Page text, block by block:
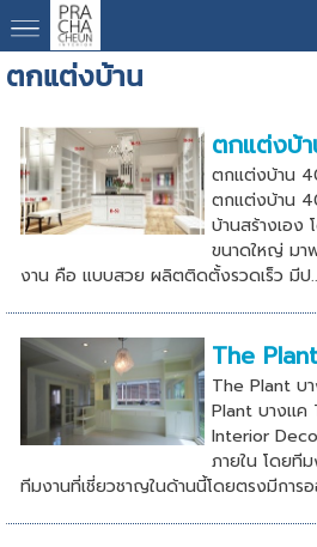
ตกแต่งบ้าน
ตกแต่งบ้
ตกแต่งบ้าน
ตกแต่งบ้าน
บ้านสร้างเอง
ขนาดใหญ่ มา
งาน คือ แบบสวย ผลิตติดตั้งรวดเร็ว มีป
The
The Plant บา
Plant บางเเ
Interior
ภายใน โดยที
ทีมงานที่เชี่ยวชาญในด้านนี้โดยตรงมีการอ